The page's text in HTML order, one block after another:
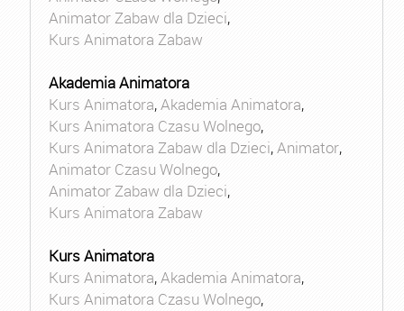
Animator Zabaw dla Dzieci,
Kurs Animatora Zabaw
Akademia Animatora
Kurs Animatora,Akademia Animatora,
Kurs Animatora Czasu Wolnego,
Kurs Animatora Zabaw dla Dzieci,Animator,
Animator Czasu Wolnego,
Animator Zabaw dla Dzieci,
Kurs Animatora Zabaw
Kurs Animatora
Kurs Animatora,Akademia Animatora,
Kurs Animatora Czasu Wolnego,